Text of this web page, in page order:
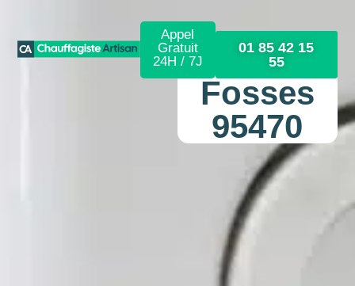
Appel
Gratuit
24H / 7J
01 85 42 15
55
Fosses
95470